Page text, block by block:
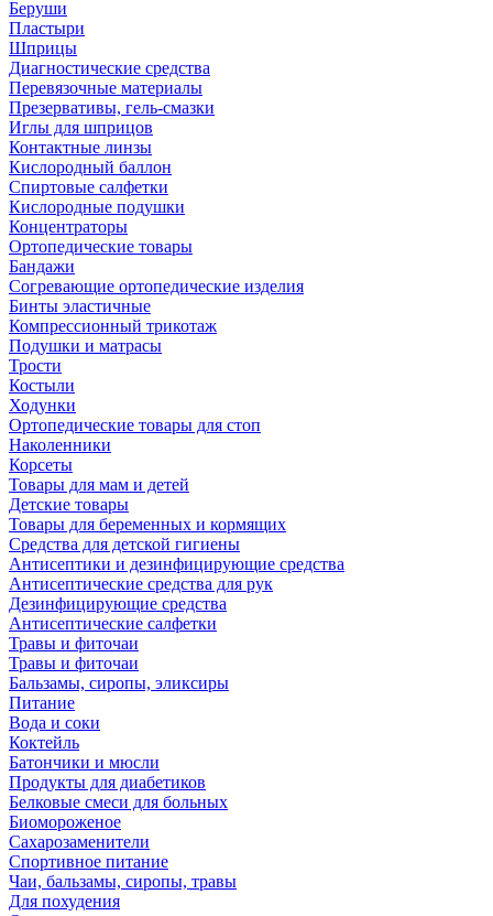
Беруши
Пластыри
Шприцы
Диагностические средства
Перевязочные материалы
Презервативы, гель-смазки
Иглы для шприцов
Контактные линзы
Кислородный баллон
Спиртовые салфетки
Кислородные подушки
Концентраторы
Ортопедические товары
Бандажи
Согревающие ортопедические изделия
Бинты эластичные
Компрессионный трикотаж
Подушки и матрасы
Трости
Костыли
Ходунки
Ортопедические товары для стоп
Наколенники
Корсеты
Товары для мам и детей
Детские товары
Товары для беременных и кормящих
Средства для детской гигиены
Антисептики и дезинфицирующие средства
Антисептические средства для рук
Дезинфицирующие средства
Антисептические салфетки
Травы и фиточаи
Травы и фиточаи
Бальзамы, сиропы, эликсиры
Питание
Вода и соки
Коктейль
Батончики и мюсли
Продукты для диабетиков
Белковые смеси для больных
Биомороженое
Сахарозаменители
Спортивное питание
Чаи, бальзамы, сиропы, травы
Для похудения